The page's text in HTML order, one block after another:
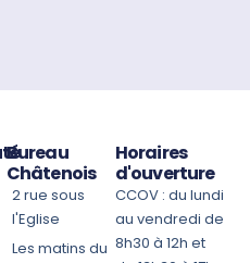
Bureau
Châtenois
2 rue sous
l'Eglise
Les matins du
Horaires
d'ouverture
CCOV : du lundi
au vendredi de
8h30 à 12h et